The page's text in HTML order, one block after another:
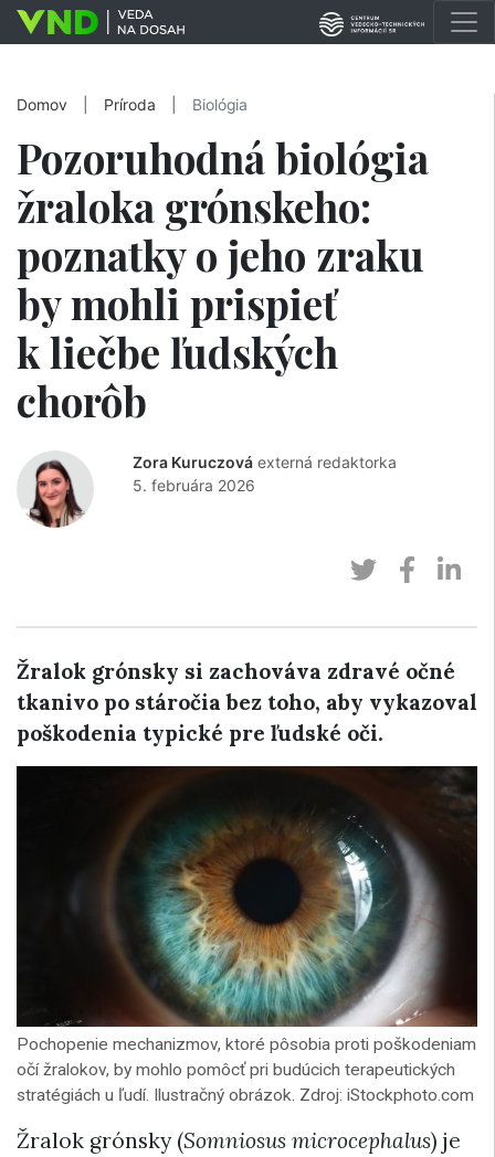
Domov Príroda Biológia
Pozoruhodná biológia
žraloka grónskeho:
poznatky o jeho zraku
by mohli prispieť
k liečbe ľudských
chorôb
Zora Kuruczová externá redaktorka
5. februára 2026
Žralok grónsky si zachováva zdravé očné
tkanivo po stáročia bez toho, aby vykazoval
poškodenia typické pre ľudské oči.
Pochopenie mechanizmov, ktoré pôsobia proti poškodeniam
očí žralokov, by mohlo pomôcť pri budúcich terapeutických
stratégiách u ľudí. Ilustračný obrázok. Zdroj: iStockphoto.com
Žralok grónsky (Somniosus microcephalus) je